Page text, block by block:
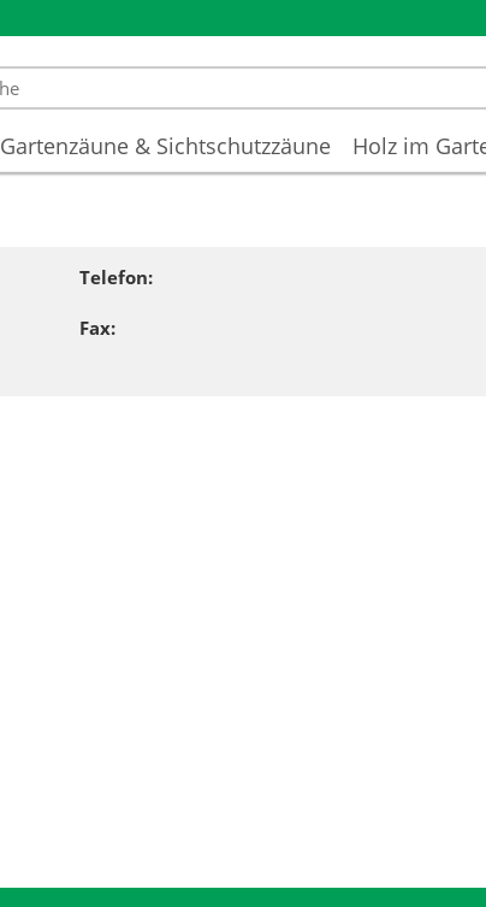
Gartenzäune & Sichtschutzzäune Holz im
Telefon:
Fax: